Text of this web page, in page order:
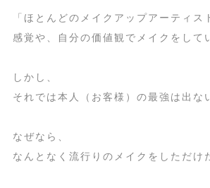
「ほとんどのメイクアップアーティス
感覚や、自分の価値観でメイクをして
しかし、
それでは本人（お客様）の最強は出な
なぜなら、
なんとなく流行りのメイクをしただけ